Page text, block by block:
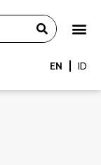
EN ID